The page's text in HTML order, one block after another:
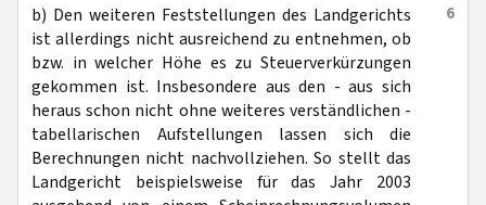
6
b) Den weiteren Feststellungen des Landgerichts
ist allerdings nicht ausreichend zu entnehmen, ob
bzw. in welcher Höhe es zu Steuerverkürzungen
gekommen ist. Insbesondere aus den - aus sich
heraus schon nicht ohne weiteres verständlichen -
tabellarischen Aufstellungen lassen sich die
Berechnungen nicht nachvollziehen. So stellt das
Landgericht beispielsweise für das Jahr 2003